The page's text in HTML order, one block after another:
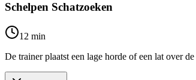
Schelpen Schatzoeken
12 min
De trainer plaatst een lage horde of een lat over